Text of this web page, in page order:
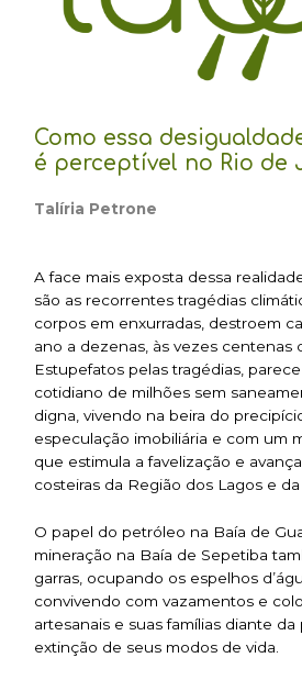
Como essa
é perceptível no Rio de
Talíria Petrone
A face mais exposta dessa
são as recorrentes tragédias
corpos em enxurradas, destroem
ano a dezenas, às vezes centenas
Estupefatos pelas tragédias,
cotidiano de milhões sem
digna, vivendo na beira do
especulação imobiliária e com um
que estimula a favelização e
costeiras da Região dos Lagos e
O papel do petróleo na Baía de
mineração na Baía de Sepetiba
garras, ocupando os espelhos
convivendo com vazamentos e
artesanais e suas famílias diante
extinção de seus modos de vida.